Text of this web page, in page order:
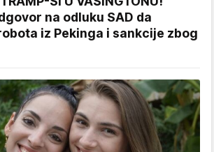
na odluku SAD da
iz Pekinga i sankcije zbog